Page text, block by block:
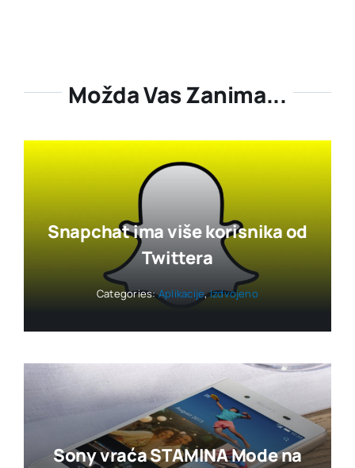
Možda Vas Zanima...
Snapchat ima više korisnika od
Twittera
Categories:Aplikacije,Izdvojeno
Sony vraća STAMINA Mode na